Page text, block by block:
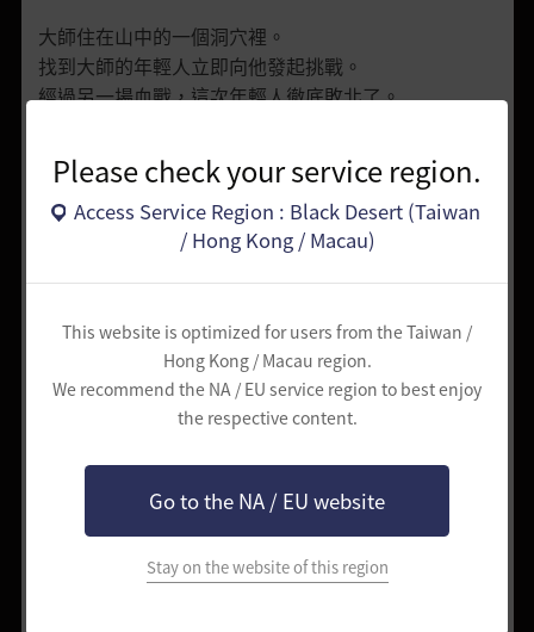
Please check your service region.
Access Service Region : Black Desert (Taiwan
/ Hong Kong / Macau)
This website is optimized for users from the Taiwan /
Hong Kong / Macau region.
We recommend the NA / EU service region to best enjoy
the respective content.
Go to the NA / EU website
Stay on the website of this region
大師住在山中的一個洞穴裡。
找到大師的年輕人立即向他發起挑戰。
經過另一場血戰，這次年輕人徹底敗北了。
再戰。
而每次大師將年輕人擊倒後，都會滴幾滴水到他嘴裡，
並告訴他：
「走武術之路就是走無盡創新的道路。讓一切順其自
最終，經過無數次較量，年輕人終於擊敗了大師。
然而，他並未慶祝。
隨著時間的過去，他變得謙遜。
無數次的失敗讓年輕人成熟，反思自己過去的傲慢，理
每次鞠躬都承載著他們過去的交鋒，每次站起來，年輕
人都感到自己又長了些。
過去在他肩頭沉甸甸的重量開始消散。
他向著戰敗的大師鞠躬，請求大師成為他的師父。